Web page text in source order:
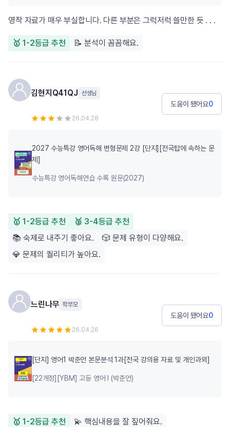
영작 자료가 매우 부실합니다. 다른 부분은 그럭저럭 쓸만한 듯 . . .
🥇 1-2등급 추천 📝 분석이 꼼꼼해요.
김현지Q41QJ 선생님
26.04.28
도움이 됐어요0
2027 수능특강 영어독해 변형문제 2강 [단지][전국탑에 속하는 문
제]
수능특강 영어독해연습 수록 원문(2027)
🥇 1-2등급 추천
🥈 3-4등급 추천
📚 숙제로 내주기 좋아요.
🎲 문제 유형이 다양해요.
💎 문제의 퀄리티가 높아요.
느린나무 학부모
26.04.26
도움이 됐어요0
[단지] 영어1 박준언 본문분석 1과[전국 강의용 자료 및 개인과외]
[22개정][YBM] 고등 영어 Ⅰ (박준언)
🥇 1-2등급 추천 💫 핵심내용을 잘 짚어줘요.